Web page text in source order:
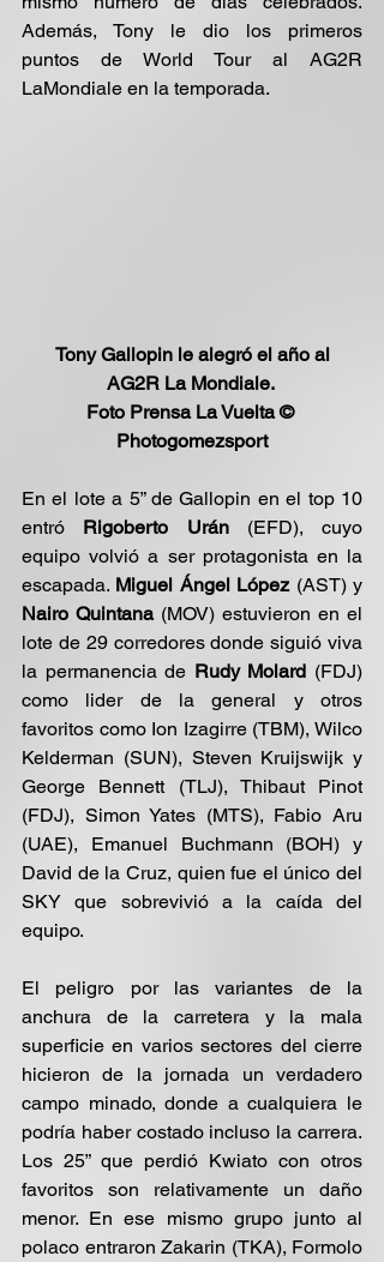
Además, Tony le dio los primeros
puntos de World Tour al AG2R
LaMondiale en la temporada.
Tony Gallopin le alegró el año al
AG2R La Mondiale.
Foto Prensa La Vuelta ©
Photogomezsport
En el lote a 5” de Gallopin en el top 10
entró Rigoberto Urán (EFD), cuyo
equipo volvió a ser protagonista en la
escapada. Miguel Ángel López
Nairo Quintana (MOV) estuvieron en el
lote de 29 corredores donde siguió viva
la permanencia de Rudy Molard (FDJ)
como lider de la general y otros
favoritos como Ion Izagirre (TBM), Wilco
Kelderman (SUN), Steven Kruijswijk y
George Bennett (TLJ), Thibaut Pinot
(FDJ), Simon Yates (MTS), Fabio Aru
(UAE), Emanuel Buchmann (BOH) y
David de la Cruz, quien fue el único del
SKY que sobrevivió a la caída del
equipo.
El peligro por las variantes de la
anchura de la carretera y la mala
superficie en varios sectores del cierre
hicieron de la jornada un verdadero
campo minado, donde a cualquiera le
podría haber costado incluso la carrera.
Los 25” que perdió Kwiato con otros
favoritos son relativamente un daño
menor. En ese mismo grupo junto al
polaco entraron Zakarin (TKA), Formolo